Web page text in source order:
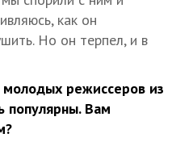
как он
Но он терпел, и в
режиссеров из
популярны. Вам